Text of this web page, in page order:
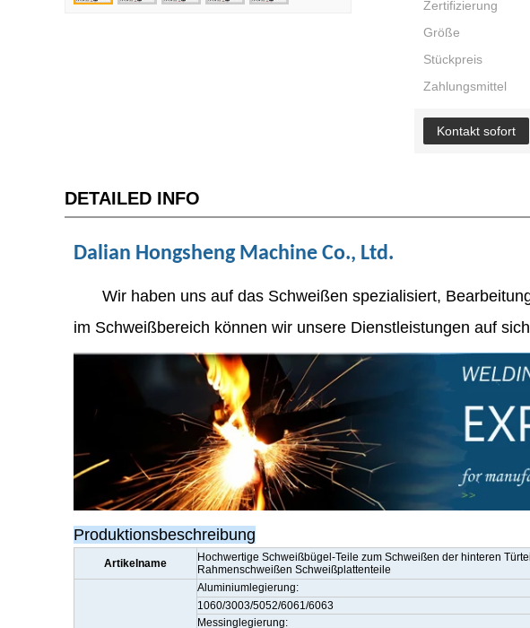
Zertifizierung
Größe
Stückpreis
Zahlungsmittel
Kontakt sofort
DETAILED INFO
Dalian Hongsheng Machine Co., Ltd.
Wir haben uns auf das Schweißen spezialisiert,
im Schweißbereich können wir unsere Dienstleistungen auf
Produktionsbeschreibung
Artikelname
Hochwertige Schweißbügel-Teile zum Schweißen der hinteren
Rahmenschweißen Schweißplattenteile
Aluminiumlegierung:
1060/3003/5052/6061/6063
Messinglegierung: